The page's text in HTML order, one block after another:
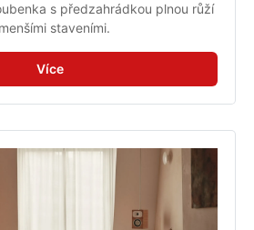
s předzahrádkou plnou růží
staveními.
Více